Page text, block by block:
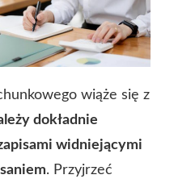
wiąże się z
dokładnie
widniejącymi
. Przyjrzeć